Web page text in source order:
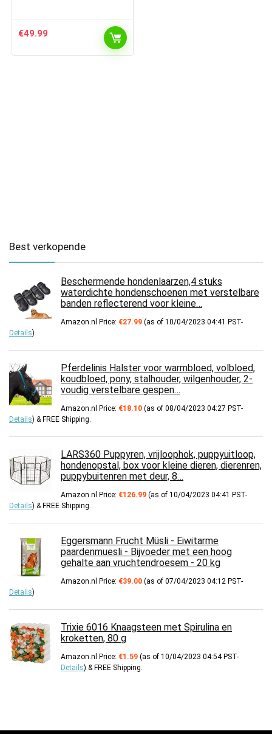
€49.99
Best verkopende
Beschermende hondenlaarzen,4 stuks
waterdichte hondenschoenen met verstelbare
banden reflecterend voor kleine…
Amazon.nl Price: €27.99 (as of 10/04/2023 04:41 PST-
Details)
Pferdelinis Halster voor warmbloed, volbloed,
koudbloed, pony, stalhouder, wilgenhouder, 2-
voudig verstelbare gespen…
Amazon.nl Price: €18.10 (as of 08/04/2023 04:27 PST-
Details) & FREE Shipping
LARS360 Puppyren, vrijloophok, puppyuitloop,
hondenopstal, box voor kleine dieren, dierenren,
puppybuitenren met deur, 8…
Amazon.nl Price: €126.99 (as of 10/04/2023 04:41 PST-
Details) & FREE Shipping
Eggersmann Frucht Müsli - Eiwitarme
paardenmuesli - Bijvoeder met een hoog
gehalte aan vruchtendroesem - 20 kg
Amazon.nl Price: €39.00 (as of 07/04/2023 04:12 PST-
Details)
Trixie 6016 Knaagsteen met Spirulina en
kroketten, 80 g
Amazon.nl Price: €1.59 (as of 10/04/2023 04:54 PST-
Details) & FREE Shipping